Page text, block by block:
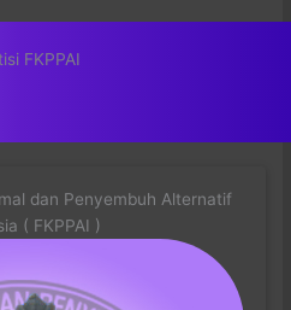
FKPPAI
dan Penyembuh Alternatif
( FKPPAI )